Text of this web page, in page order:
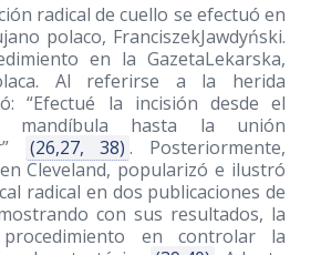
radical de cuello se efectuó en
polaco, FranciszekJawdyński.
en la GazetaLekarska,
Al referirse a la herida
“Efectué la incisión desde el
hasta la unión
(26,27, 38) . Posteriormente,
Cleveland, popularizó e ilustró
radical en dos publicaciones de
con sus resultados, la
en controlar la